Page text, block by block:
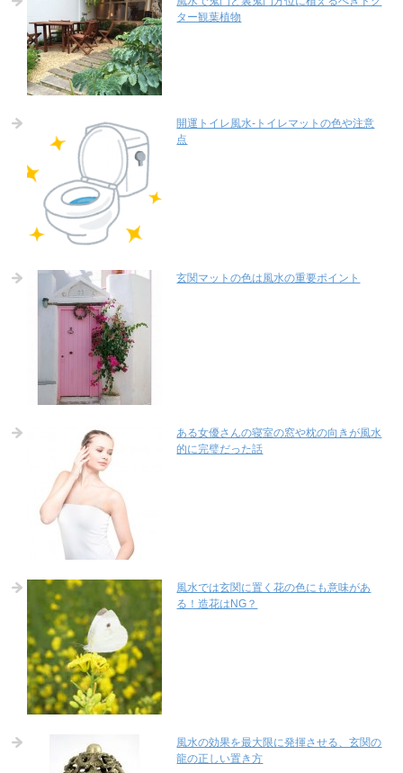
ター観葉植物
開運トイレ風水-トイレマットの色や注意
点
玄関マットの色は風水の重要ポイント
ある女優さんの寝室の窓や枕の向きが風水
的に完璧だった話
風水では玄関に置く花の色にも意味があ
る！造花はNG？
風水の効果を最大限に発揮させる、玄関の
龍の正しい置き方